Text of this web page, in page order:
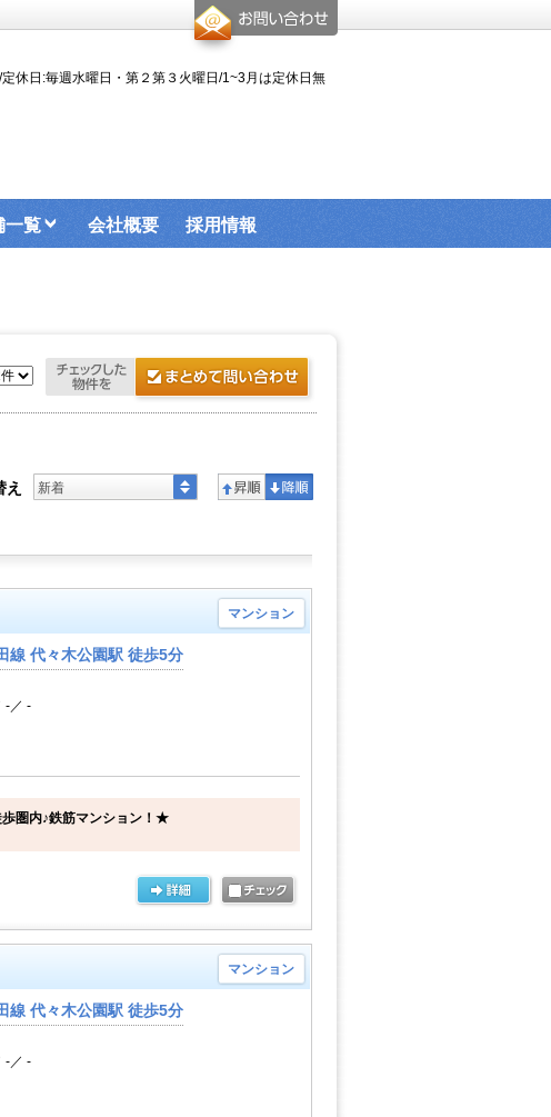
休日:毎週水曜日・第２第３火曜日/1~3月は定休日無
一覧 会社概要 採用情報
え 新着
マンション
線 代々木公園駅 徒歩5分
-／ -
圏内♪鉄筋マンション！★
マンション
線 代々木公園駅 徒歩5分
-／ -